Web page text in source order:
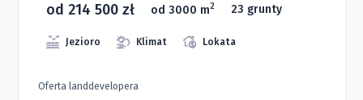
od 214 500 zł od 3000 m2 23 grunty
Jezioro Klimat Lokata
Oferta landdevelopera